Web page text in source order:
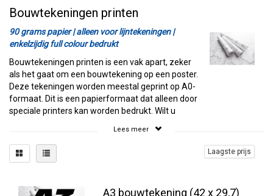
Bouwtekeningen printen
90 grams papier | alleen voor lijntekeningen |
enkelzijdig full colour bedrukt
Bouwtekeningen printen is een vak apart, zeker
als het gaat om een bouwtekening op een poster.
Deze tekeningen worden meestal geprint op A0-
formaat. Dit is een papierformaat dat alleen door
speciale printers kan worden bedrukt. Wilt u
een extern bedrijf. Wij kunnen uw
bouwtekeningen perfect afdrukken, zowel in
Lees meer
Laagste prijs
A3 bouwtekening (42 x 29,7)